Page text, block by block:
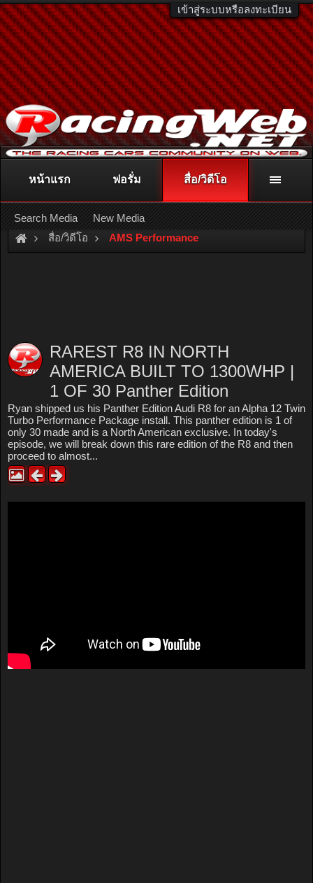
เข้าสู่ระบบหรือลงทะเบียน
ติดต่อลงโฆษณา racingweb@gmail.comหรือโทร. 081-811-1138
หรืออ่านรายละเอียดเพิ่มเติม คลิกที่นี่
สื่อ/วิดีโอ AMS Performance
RAREST R8 IN NORTH
AMERICA BUILT TO 1300WHP |
1 OF 30 Panther Edition
Ryan shipped us his Panther Edition Audi R8 for an Alpha 12 Twin
Turbo Performance Package install. This panther edition is 1 of
only 30 made and is a North American exclusive. In today's
episode, we will break down this rare edition of the R8 and then
proceed to almost...
หน้าแรก ฟอรั่ม สื่อ/วิดีโอ
Search Media New Media